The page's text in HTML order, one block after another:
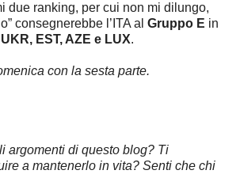
due ranking, per cui non mi dilungo,
consegnerebbe l’ITA al Gruppo E in
EST, AZE e LUX.
con la sesta parte.
argomenti di questo blog? Ti
a mantenerlo in vita? Senti che chi